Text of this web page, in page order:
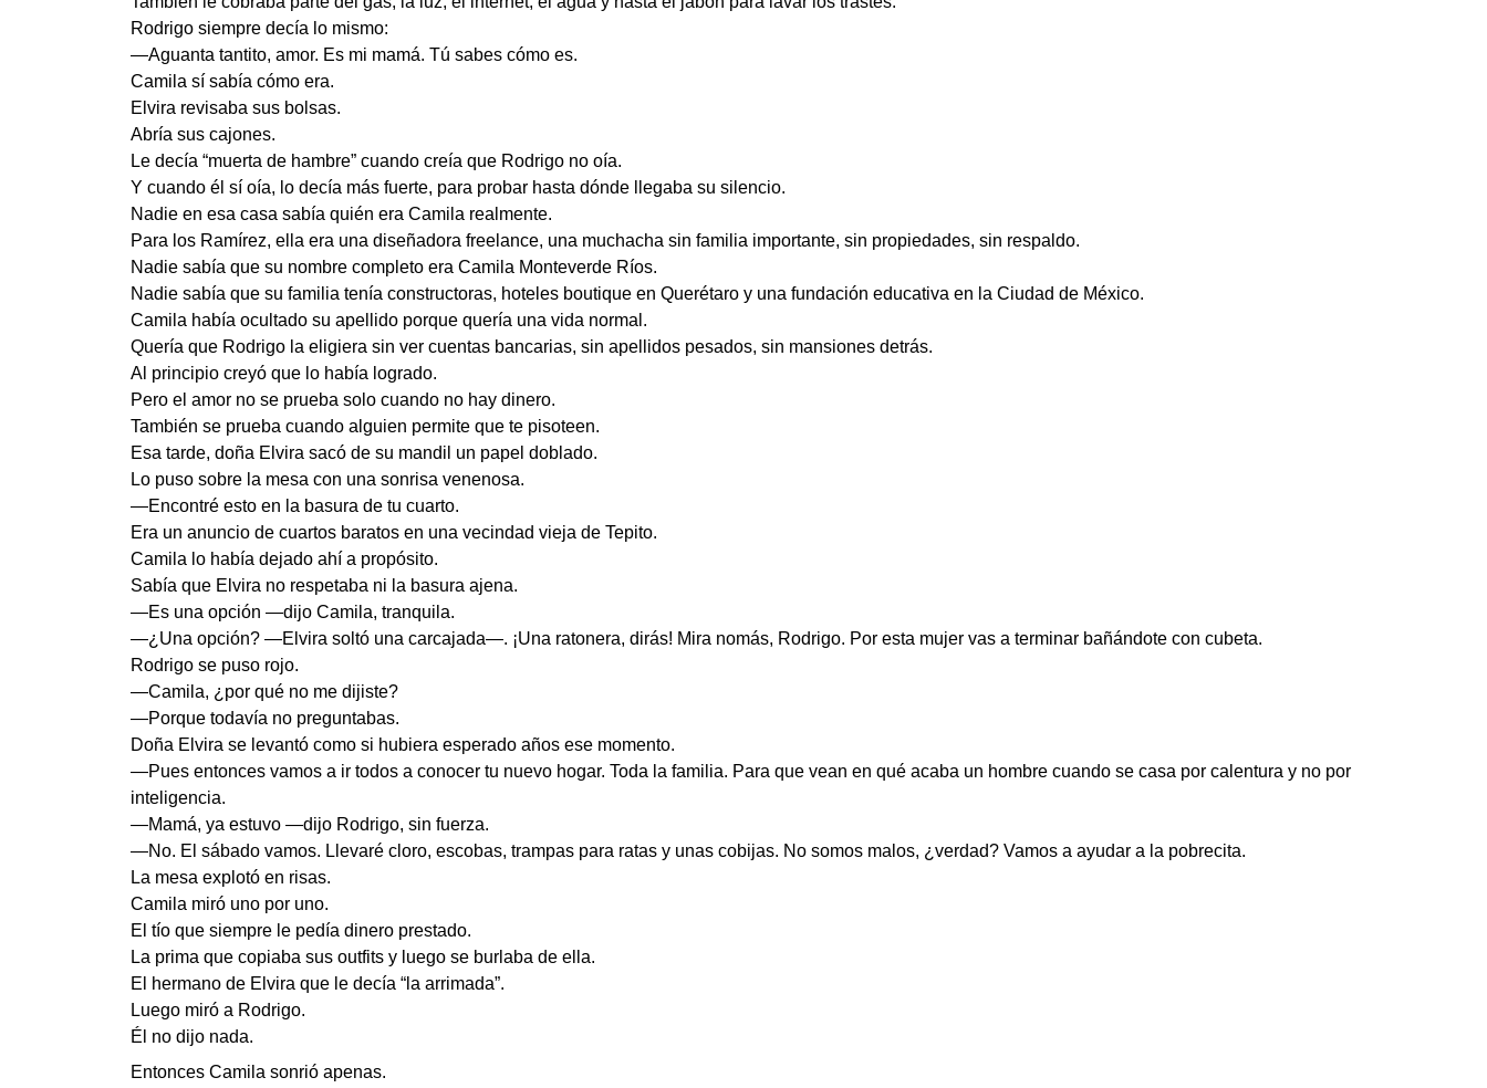
Rodrigo siempre decía lo mismo:
—Aguanta tantito, amor. Es mi mamá. Tú sabes cómo es.
Camila sí sabía cómo era.
Elvira revisaba sus bolsas.
Abría sus cajones.
Le decía “muerta de hambre” cuando creía que Rodrigo no oía.
Y cuando él sí oía, lo decía más fuerte, para probar hasta dónde llegaba su silencio.
Nadie en esa casa sabía quién era Camila realmente.
Para los Ramírez, ella era una diseñadora freelance, una muchacha sin familia importante, sin propiedades, sin respaldo.
Nadie sabía que su nombre completo era Camila Monteverde Ríos.
Nadie sabía que su familia tenía constructoras, hoteles boutique en Querétaro y una fundación educativa en la Ciudad de México.
Camila había ocultado su apellido porque quería una vida normal.
Quería que Rodrigo la eligiera sin ver cuentas bancarias, sin apellidos pesados, sin mansiones detrás.
Al principio creyó que lo había logrado.
Pero el amor no se prueba solo cuando no hay dinero.
También se prueba cuando alguien permite que te pisoteen.
Esa tarde, doña Elvira sacó de su mandil un papel doblado.
Lo puso sobre la mesa con una sonrisa venenosa.
—Encontré esto en la basura de tu cuarto.
Era un anuncio de cuartos baratos en una vecindad vieja de Tepito.
Camila lo había dejado ahí a propósito.
Sabía que Elvira no respetaba ni la basura ajena.
—Es una opción —dijo Camila, tranquila.
—¿Una opción? —Elvira soltó una carcajada—. ¡Una ratonera, dirás! Mira nomás, Rodrigo. Por esta mujer vas a terminar bañándote con cubeta.
Rodrigo se puso rojo.
—Camila, ¿por qué no me dijiste?
—Porque todavía no preguntabas.
Doña Elvira se levantó como si hubiera esperado años ese momento.
—Pues entonces vamos a ir todos a conocer tu nuevo hogar. Toda la familia. Para que vean en qué acaba un hombre cuando se casa por calentura y no por
inteligencia.
—Mamá, ya estuvo —dijo Rodrigo, sin fuerza.
—No. El sábado vamos. Llevaré cloro, escobas, trampas para ratas y unas cobijas. No somos malos, ¿verdad? Vamos a ayudar a la pobrecita.
La mesa explotó en risas.
Camila miró uno por uno.
El tío que siempre le pedía dinero prestado.
La prima que copiaba sus outfits y luego se burlaba de ella.
El hermano de Elvira que le decía “la arrimada”.
Luego miró a Rodrigo.
Él no dijo nada.
Entonces Camila sonrió apenas.